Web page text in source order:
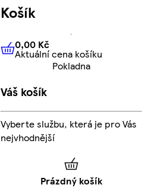
Košík
0,00 KčAktuální cena košíku
0,00 Kč
Aktuální cena košíku
Pokladna
Váš košík
Vyberte službu, která je pro Vás
nejvhodnější
Prázdný košík